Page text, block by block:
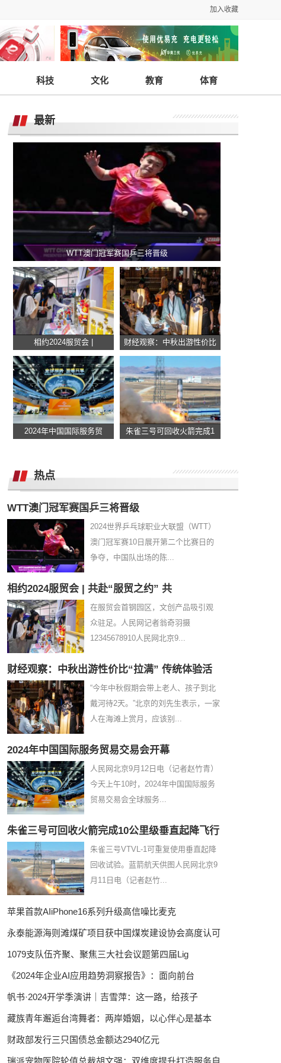
加入收藏
科技 文化 教育 体育
最新
WTT澳门冠军赛国乒三将晋级
相约2024服贸会 | 财经观察：中秋出游性价比
2024年中国国际服务贸 朱雀三号可回收火箭完成1
热点
WTT澳门冠军赛国乒三将晋级
2024世界乒乓球职业大联盟（WTT）
澳门冠军赛10日展开第二个比赛日的
争夺，中国队出场的陈...
相约2024服贸会 | 共赴“服贸之约” 共
在服贸会首钢园区，文创产品吸引观
众驻足。人民网记者翁奇羽摄
12345678910人民网北京9...
财经观察：中秋出游性价比“拉满” 传统体验活
“今年中秋假期会带上老人、孩子到北
戴河待2天。”北京的刘先生表示，一家
人在海滩上赏月，应该别...
2024年中国国际服务贸易交易会开幕
人民网北京9月12日电（记者赵竹青）
今天上午10时，2024年中国国际服务
贸易交易会全球服务...
朱雀三号可回收火箭完成10公里级垂直起降飞行
朱雀三号VTVL-1可重复使用垂直起降
回收试验。蓝箭航天供图人民网北京9
月11日电（记者赵竹...
苹果首款AIiPhone16系列升级高信噪比麦克
永泰能源海则滩煤矿项目获中国煤炭建设协会高度认可
1079支队伍齐聚、聚焦三大社会议题第四届Lig
《2024年企业AI应用趋势洞察报告》：面向前台
帆书·2024开学季演讲｜吉雪萍：这一路，给孩子
藏族青年邂逅台湾舞者：两岸婚姻，以心伴心是基本
财政部发行三只国债总金额达2940亿元
瑞派宠物医院轮值总裁胡文强：双维度提升打造服务自